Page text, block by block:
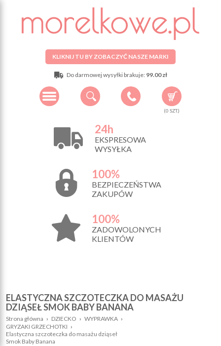
KLIKNIJ TU BY ZOBACZYĆ NASZE MARKI
Do darmowej wysyłki brakuje: 99.00 zł
(0 SZT.)
24h
EKSPRESOWA
WYSYŁKA
100%
BEZPIECZEŃSTWA
ZAKUPÓW
100%
ZADOWOLONYCH
KLIENTÓW
ELASTYCZNA SZCZOTECZKA DO MASAŻU
DZIĄSEŁ SMOK BABY BANANA
Strona główna › DZIECKO › WYPRAWKA ›
GRYZAKI GRZECHOTKI ›
Elastyczna szczoteczka do masażu dziąseł
Smok Baby Banana